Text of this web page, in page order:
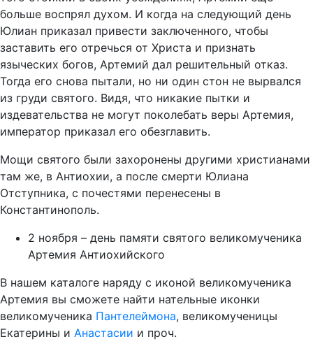
больше воспрял духом. И когда на следующий день
Юлиан приказал привести заключенного, чтобы
заставить его отречься от Христа и признать
языческих богов, Артемий дал решительный отказ.
Тогда его снова пытали, но ни один стон не вырвался
из груди святого. Видя, что никакие пытки и
издевательства не могут поколебать веры Артемия,
император приказал его обезглавить.
Мощи святого были захоронены другими христианами
там же, в Антиохии, а после смерти Юлиана
Отступника, с почестями перенесены в
Константинополь.
2 ноября – день памяти святого великомученика
Артемия Антиохийского
В нашем каталоге наряду с иконой великомученика
Артемия вы сможете найти нательные иконки
великомученика Пантелеймона, великомученицы
Екатерины и Анастасии и проч.